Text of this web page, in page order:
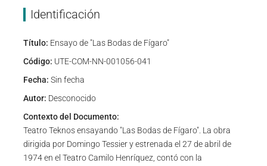
Identificación
Título: Ensayo de "Las Bodas de Fígaro"
Código: UTE-COM-NN-001056-041
Fecha: Sin fecha
Autor: Desconocido
Contexto del Documento:
Teatro Teknos ensayando "Las Bodas de Fígaro". La obra
dirigida por Domingo Tessier y estrenada el 27 de abril de
1974 en el Teatro Camilo Henríquez, contó con la